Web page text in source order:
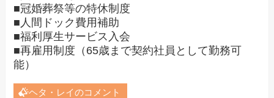
■冠婚葬祭等の特休制度
■人間ドック費用補助
■福利厚生サービス入会
■再雇用制度（65歳まで契約社員として勤務可
能）
ヘタ・レイのコメント